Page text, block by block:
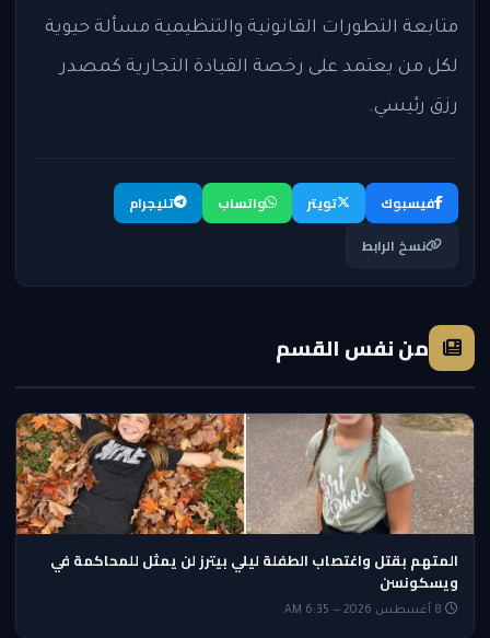
متابعة التطورات القانونية والتنظيمية مسألة حيوية
لكل من يعتمد على رخصة القيادة التجارية كمصدر
رزق رئيسي.
فيسبوك تويتر واتساب
تليجرام
نسخ الرابط
من نفس القسم
المتهم بقتل واغتصاب الطفلة ليلي بيترز لن يمثل للمحاكمة في
ويسكونسن